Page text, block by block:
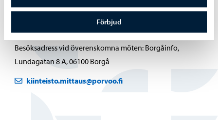
Förbjud
Markanskaffning och överlåtelse
Postadress: PB 23, 06101 Borgå
Besöksadress vid överenskomna möten: Borgåinfo,
Lundagatan 8 A, 06100 Borgå
kiinteisto.mittaus@porvoo.fi